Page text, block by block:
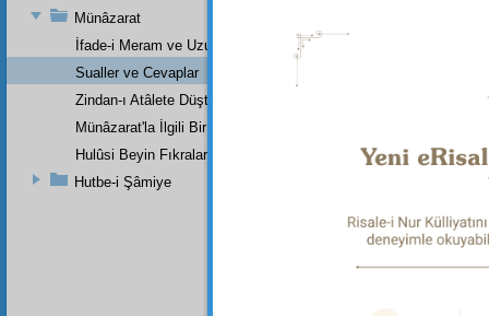
Münâzarat
İfade-i Meram ve Uzunca Bir Mazeret
Sualler ve Cevaplar
Zindan-ı Atâlete Düştüğümüzün Sebebi Nedir ?
Münâzarat'la İlgili Bir Mektup
Hulûsi Beyin Fıkraları
Hutbe-i Şâmiye